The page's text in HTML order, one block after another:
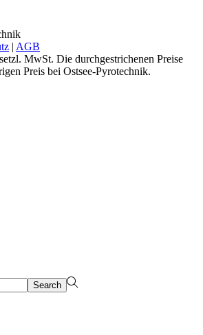
| AGB
MwSt. Die durchgestrichenen Preise
Preis bei Ostsee-Pyrotechnik.
Search